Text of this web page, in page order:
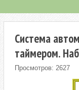
Система
таймером.
Просмотров: 2627